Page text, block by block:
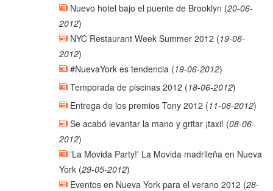
Nuevo hotel bajo el puente de Brooklyn (20-06-
2012)
NYC Restaurant Week Summer 2012 (19-06-
2012)
#NuevaYork es tendencia(19-06-2012)
Temporada de piscinas 2012 (18-06-2012)
Entrega de los premios Tony 2012 (11-06-2012)
Se acabó levantar la mano y gritar ¡taxi! (08-06-
2012)
'La Movida Party!' La Movida madrileña en Nueva
York(29-05-2012)
Eventos en Nueva York para el verano 2012 (28-